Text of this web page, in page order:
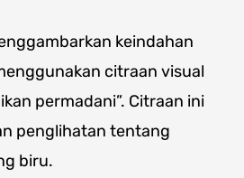
keindahan
citraan visual
permadani”. Citraan ini
penglihatan tentang
biru.